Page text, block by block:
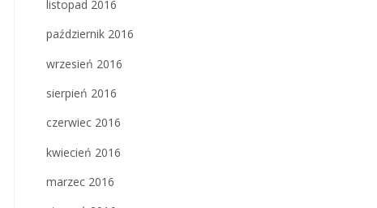
listopad 2016
październik 2016
wrzesień 2016
sierpień 2016
czerwiec 2016
kwiecień 2016
marzec 2016